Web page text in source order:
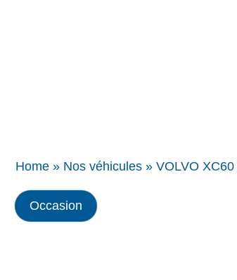
Home » Nos véhicules » VOLVO
Occasion